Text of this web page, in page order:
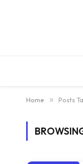
Home » Posts